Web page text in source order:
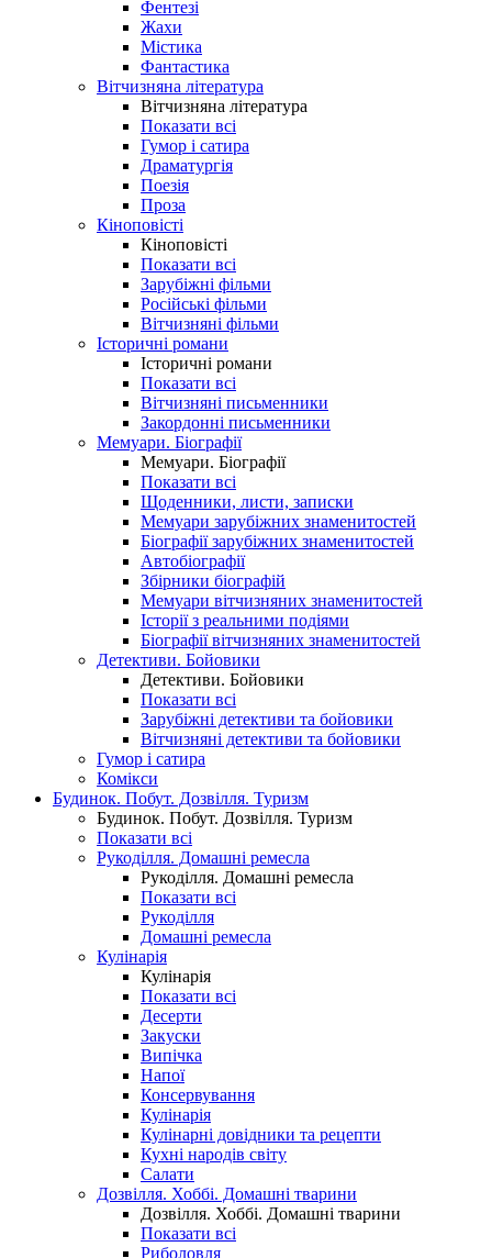
Фентезі
Жахи
Містика
Фантастика
Вітчизняна література
Вітчизняна література
Показати всі
Гумор і сатира
Драматургія
Поезія
Проза
Кіноповісті
Кіноповісті
Показати всі
Зарубіжні фільми
Російські фільми
Вітчизняні фільми
Історичні романи
Історичні романи
Показати всі
Вітчизняні письменники
Закордонні письменники
Мемуари. Біографії
Мемуари. Біографії
Показати всі
Щоденники, листи, записки
Мемуари зарубіжних знаменитостей
Біографії зарубіжних знаменитостей
Автобіографії
Збірники біографій
Мемуари вітчизняних знаменитостей
Історії з реальними подіями
Біографії вітчизняних знаменитостей
Детективи. Бойовики
Детективи. Бойовики
Показати всі
Зарубіжні детективи та бойовики
Вітчизняні детективи та бойовики
Гумор і сатира
Комікси
Будинок. Побут. Дозвілля. Туризм
Будинок. Побут. Дозвілля. Туризм
Показати всі
Рукоділля. Домашні ремесла
Рукоділля. Домашні ремесла
Показати всі
Рукоділля
Домашні ремесла
Кулінарія
Кулінарія
Показати всі
Десерти
Закуски
Випічка
Напої
Консервування
Кулінарія
Кулінарні довідники та рецепти
Кухні народів світу
Салати
Дозвілля. Хоббі. Домашні тварини
Дозвілля. Хоббі. Домашні тварини
Показати всі
Риболовля